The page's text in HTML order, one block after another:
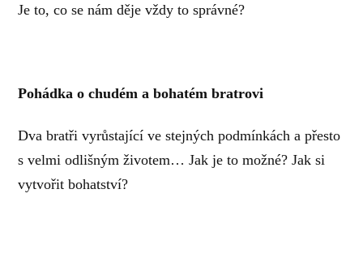
Je to, co se nám děje vždy to správné?
Pohádka o chudém a bohatém bratrovi
Dva bratři vyrůstající ve stejných podmínkách a přesto
s velmi odlišným životem… Jak je to možné? Jak si
vytvořit bohatství?